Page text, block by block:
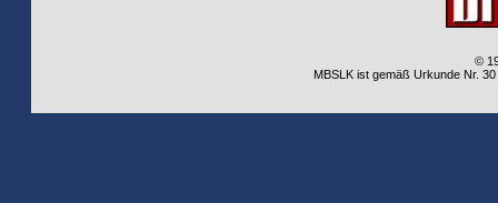
©
MBSLK ist gemäß Urkunde Nr.